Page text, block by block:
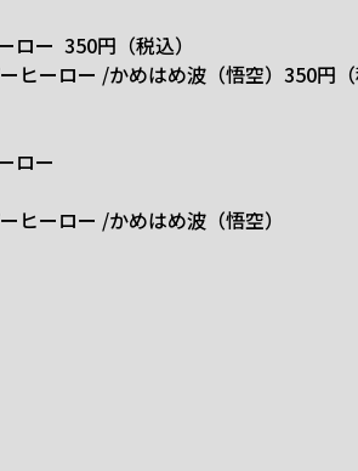
ー 350円（税込）
ーロー /かめはめ波（悟空）350円
ロー
ーロー /かめはめ波（悟空）